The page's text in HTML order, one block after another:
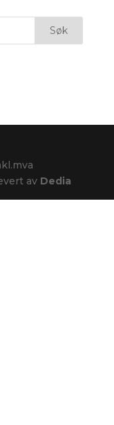
av Dedia